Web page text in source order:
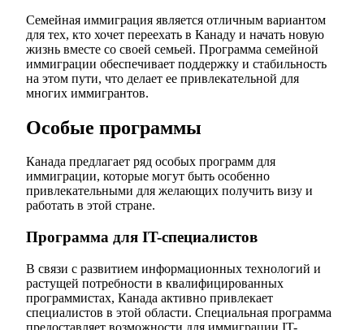
Семейная иммиграция является отличным вариантом
для тех, кто хочет переехать в Канаду и начать новую
жизнь вместе со своей семьей. Программа семейной
иммиграции обеспечивает поддержку и стабильность
на этом пути, что делает ее привлекательной для
многих иммигрантов.
Особые программы
Канада предлагает ряд особых программ для
иммиграции, которые могут быть особенно
привлекательными для желающих получить визу и
работать в этой стране.
Программа для IT-специалистов
В связи с развитием информационных технологий и
растущей потребности в квалифицированных
программистах, Канада активно привлекает
специалистов в этой области. Специальная программа
предоставляет возможности для иммиграции IT-